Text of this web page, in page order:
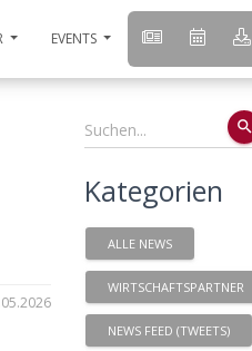
EVENTS
search
Kategorien
ALLE NEWS
WIRTSCHAFTSPARTNER
NEWS FEED (TWEETS)